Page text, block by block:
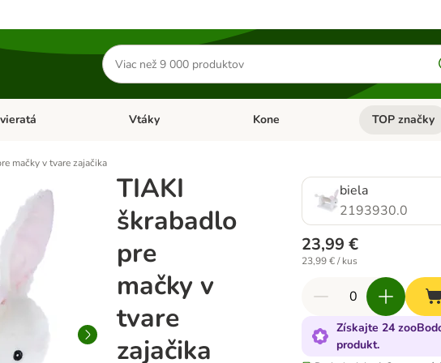
Hľadať
produkty
Mačky Otvoriť menu: Malé zvieratá
Vtáky Otvoriť menu: Vtáky
Kone Otvoriť menu:
TOP značky
mačky v tvare zajačika
TIAKI
škrabadlo
pre
mačky v
tvare
zajačika
biela
2193930.0
23,99 €
23,99 € / kus
Získajte 24
produkt.